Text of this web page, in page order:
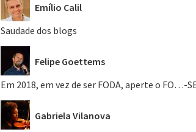
Emílio Calil
Saudade dos blogs
Felipe Goettems
Em 2018, em vez de ser FODA, aperte o FO…-
Gabriela Vilanova